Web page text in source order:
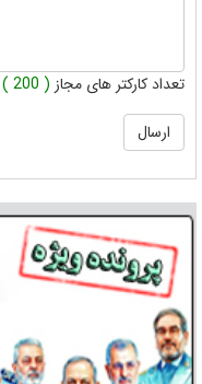
تعداد کارکتر های مجاز ( 200 )